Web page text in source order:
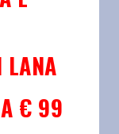
LANA
€ 99